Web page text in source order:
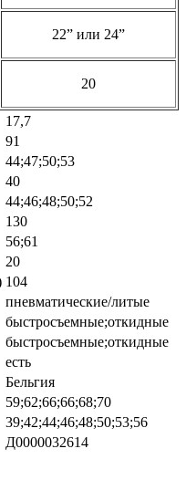
22” или 24”
20
17,7
91
44;47;50;53
40
44;46;48;50;52
130
56;61
20
104
пневматические/литые
быстросъемные;откидные
быстросъемные;откидные
есть
Бельгия
59;62;66;66;68;70
39;42;44;46;48;50;53;56
Д0000032614